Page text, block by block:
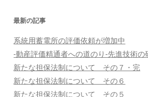
最新の記事
系統用蓄電所の評価依頼が増加中
-動産評価精通者への道のり-先進技術の
新たな担保法制について その７・完
新たな担保法制について その６
新たな担保法制について その５